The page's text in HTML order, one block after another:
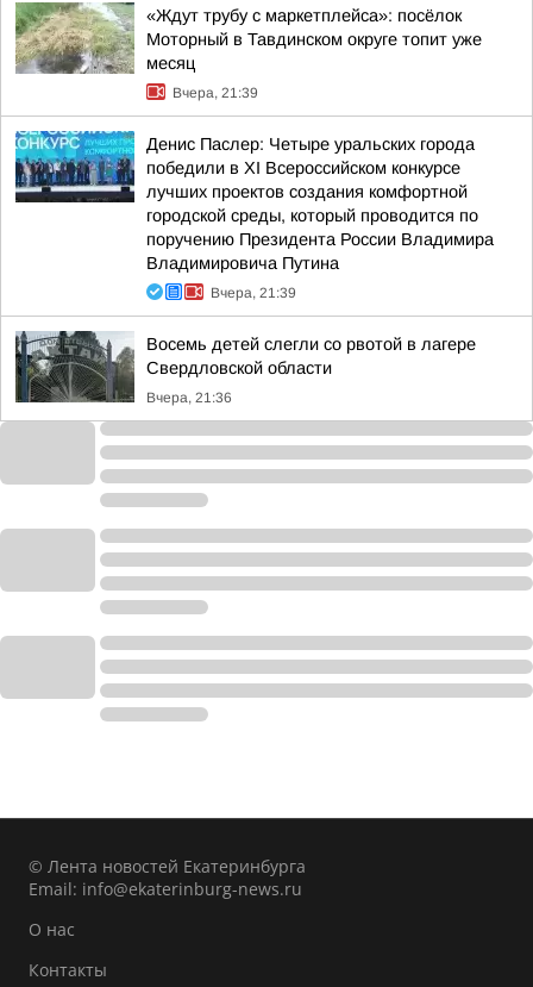
«Ждут трубу с маркетплейса»: посёлок
Моторный в Тавдинском округе топит уже
месяц
Вчера, 21:39
Денис Паслер: Четыре уральских города
победили в XI Всероссийском конкурсе
лучших проектов создания комфортной
городской среды, который проводится по
поручению Президента России Владимира
Владимировича Путина
Вчера, 21:39
Восемь детей слегли со рвотой в лагере
Свердловской области
Вчера, 21:36
© Лента новостей Екатеринбурга
Email: info@ekaterinburg-news.ru
О нас
Контакты